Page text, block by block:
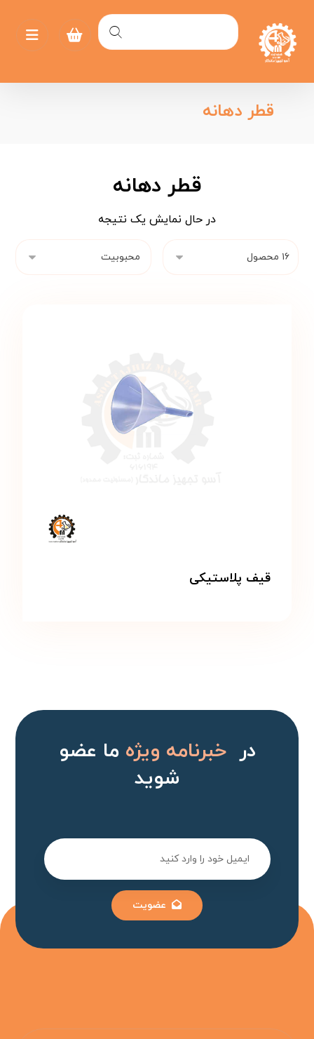
قطر دهانه
قطر دهانه
در حال نمایش یک نتیجه
قیف پلاستیکی
درخبرنامه ویژهما عضو
شوید
عضویت